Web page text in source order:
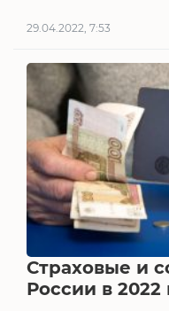
29.04.2022, 7:53
Страховые и
России в 2022